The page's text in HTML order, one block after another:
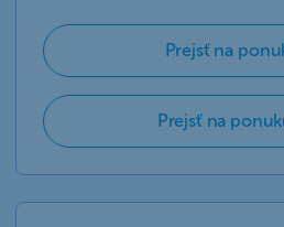
Prejsť na
Prejsť na